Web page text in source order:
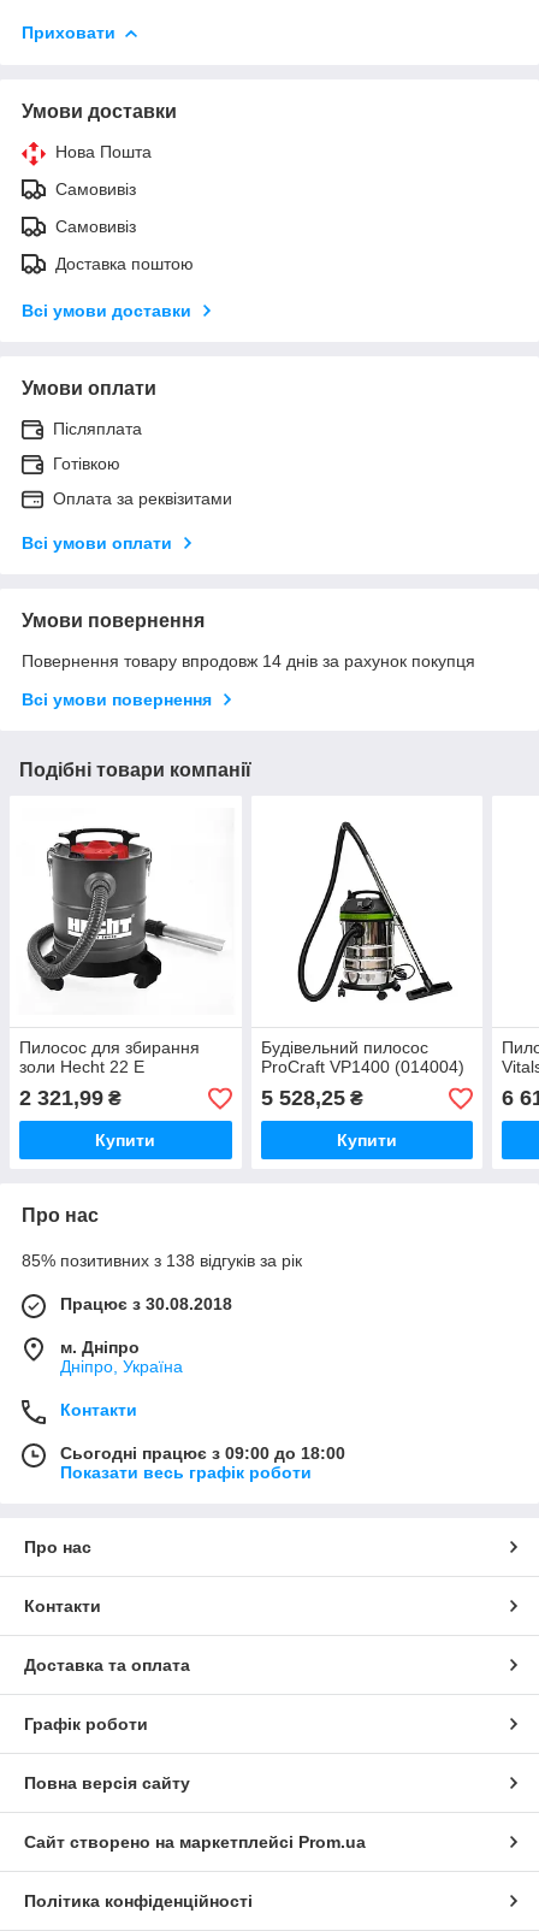
Приховати
Умови доставки
Нова Пошта
Самовивіз
Самовивіз
Доставка поштою
Всі умови доставки
Умови оплати
Післяплата
Готівкою
Оплата за реквізитами
Всі умови оплати
Умови повернення
Повернення товару впродовж 14 днів за рахунок покупця
Всі умови повернення
Подібні товари компанії
Пилосос для збирання
золи Hecht 22 E
2 321,99 ₴
Купити
Будівельний пилосос
ProCraft VP1400 (014004)
5 528,25₴
Купити
6
Про нас
85% позитивних з 138 відгуків за рік
Працює з 30.08.2018
м. Дніпро
Дніпро, Україна
Контакти
Сьогодні працює з 09:00 до 18:00
Показати весь графік роботи
Про нас
Контакти
Доставка та оплата
Графік роботи
Повна версія сайту
Сайт створено на маркетплейсі Prom.ua
Політика конфіденційності